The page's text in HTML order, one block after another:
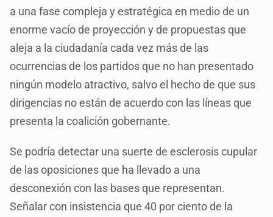
a una fase compleja y estratégica en medio de un
enorme vacío de proyección y de propuestas que
aleja a la ciudadanía cada vez más de las
ocurrencias de los partidos que no han presentado
ningún modelo atractivo, salvo el hecho de que sus
dirigencias no están de acuerdo con las líneas que
presenta la coalición gobernante.
Se podría detectar una suerte de esclerosis cupular
de las oposiciones que ha llevado a una
desconexión con las bases que representan.
Señalar con insistencia que 40 por ciento de la